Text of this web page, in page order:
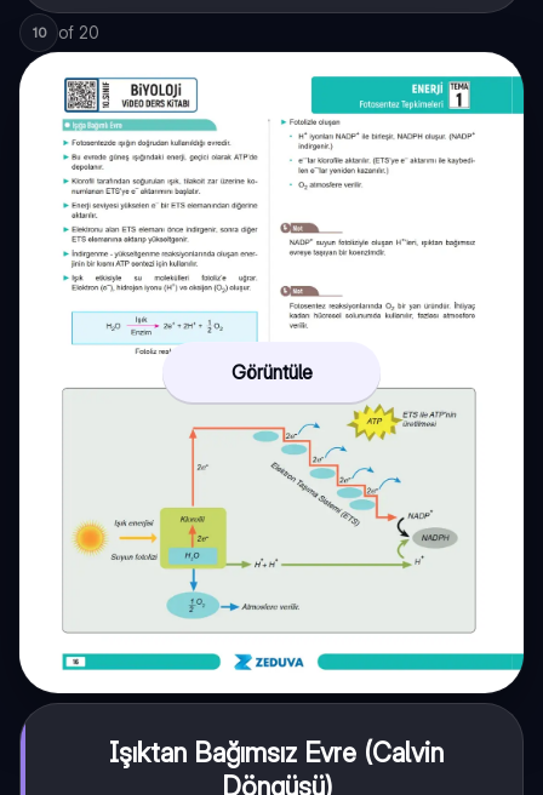
10 of 20
Görüntüle
Işıktan Bağımsız Evre (Calvin
Döngüsü)